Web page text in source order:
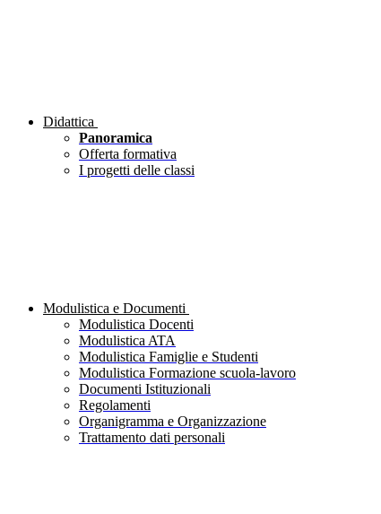
Didattica
Panoramica
Offerta formativa
I progetti delle classi
Modulistica e Documenti
Modulistica Docenti
Modulistica ATA
Modulistica Famiglie e Studenti
Modulistica Formazione scuola-lavoro
Documenti Istituzionali
Regolamenti
Organigramma e Organizzazione
Trattamento dati personali